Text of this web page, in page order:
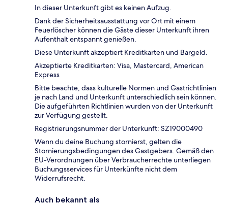
In dieser Unterkunft gibt es keinen Aufzug.
Dank der Sicherheitsausstattung vor Ort mit einem
Feuerlöscher können die Gäste dieser Unterkunft ihren
Aufenthalt entspannt genießen.
Diese Unterkunft akzeptiert Kreditkarten und Bargeld.
Akzeptierte Kreditkarten: Visa, Mastercard, American
Express
Bitte beachte, dass kulturelle Normen und Gastrichtlinien
je nach Land und Unterkunft unterschiedlich sein können.
Die aufgeführten Richtlinien wurden von der Unterkunft
zur Verfügung gestellt.
Registrierungsnummer der Unterkunft: SZ19000490
Wenn du deine Buchung stornierst, gelten die
Stornierungsbedingungen des Gastgebers. Gemäß den
EU-Verordnungen über Verbraucherrechte unterliegen
Buchungsservices für Unterkünfte nicht dem
Widerrufsrecht.
Auch bekannt als